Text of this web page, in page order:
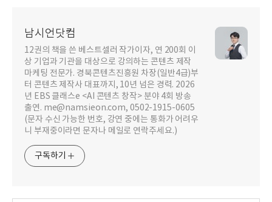
남시언닷컴
12권의 책을 쓴 베스트셀러 작가이자, 연 200회 이
상 기업과 기관을 대상으로 강의하는 콘텐츠 제작
마케팅 전문가. 경북콘텐츠진흥원 차장(일반4급)부
터 콘텐츠 제작사 대표까지, 10년 넘은 경력. 2026
년 EBS 클래스e <AI 콘텐츠 창작> 분야 4회 방송
출연. me@namsieon.com, 0502-1915-0605
(문자 수신 가능한 번호, 강연 중에는 통화가 어려우
니 부재중이라면 문자나 메일로 연락주세요.)
구독하기